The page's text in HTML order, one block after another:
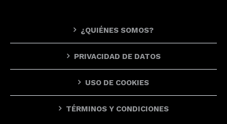
¿QUIÉNES SOMOS?
PRIVACIDAD DE DATOS
USO DE COOKIES
TÉRMINOS Y CONDICIONES